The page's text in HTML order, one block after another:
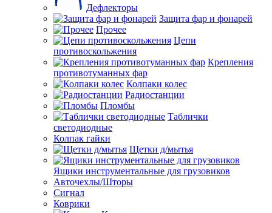
Дефлекторы
Защита фар и фонарей
Прочее
Цепи
противоскольжения
Крепления
противотуманных фар
Колпаки колес
Радиостанции
Пломбы
Таблички
светодиодные
Колпак гайки
Щетки д/мытья
Ящики инструментальные для грузовиков
Авточехлы/Шторы
Сигнал
Коврики